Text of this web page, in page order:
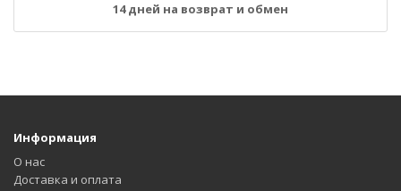
14 дней на возврат и обмен
Информация
О нас
Доставка и оплата